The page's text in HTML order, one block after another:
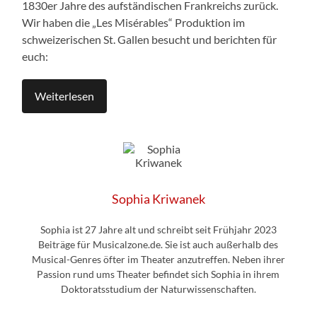
1830er Jahre des aufständischen Frankreichs zurück.
Wir haben die „Les Misérables“ Produktion im
schweizerischen St. Gallen besucht und berichten für
euch:
Weiterlesen
Sophia Kriwanek
Sophia ist 27 Jahre alt und schreibt seit Frühjahr 2023
Beiträge für Musicalzone.de. Sie ist auch außerhalb des
Musical-Genres öfter im Theater anzutreffen. Neben ihrer
Passion rund ums Theater befindet sich Sophia in ihrem
Doktoratsstudium der Naturwissenschaften.